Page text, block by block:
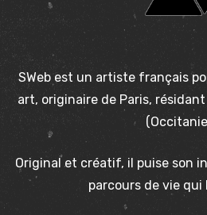
SWeb est un artiste français
art, originaire de Paris,
Original et créatif, il puise son
parcours de vie qui